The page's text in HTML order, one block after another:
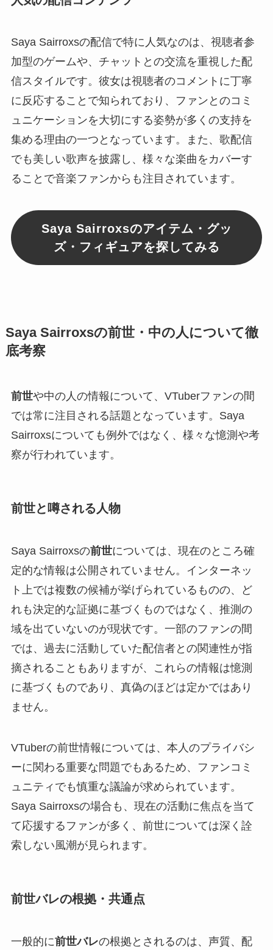
Saya Sairroxsの配信で特に人気なのは、視聴者参
加型のゲームや、チャットとの交流を重視した配
信スタイルです。彼女は視聴者のコメントに丁寧
に反応することで知られており、ファンとのコミ
ュニケーションを大切にする姿勢が多くの支持を
集める理由の一つとなっています。また、歌配信
でも美しい歌声を披露し、様々な楽曲をカバーす
ることで音楽ファンからも注目されています。
Saya Sairroxsのアイテム・グッ
ズ・フィギュアを探してみる
Saya Sairroxsの前世・中の人について徹
底考察
前世や中の人の情報について、VTuberファンの間
では常に注目される話題となっています。Saya
Sairroxsについても例外ではなく、様々な憶測や考
察が行われています。
前世と噂される人物
Saya Sairroxsの前世については、現在のところ確
定的な情報は公開されていません。インターネッ
ト上では複数の候補が挙げられているものの、ど
れも決定的な証拠に基づくものではなく、推測の
域を出ていないのが現状です。一部のファンの間
では、過去に活動していた配信者との関連性が指
摘されることもありますが、これらの情報は憶測
に基づくものであり、真偽のほどは定かではあり
ません。
VTuberの前世情報については、本人のプライバシ
ーに関わる重要な問題でもあるため、ファンコミ
ュニティでも慎重な議論が求められています。
Saya Sairroxsの場合も、現在の活動に焦点を当て
て応援するファンが多く、前世については深く詮
索しない風潮が見られます。
前世バレの根拠・共通点
一般的に前世バレの根拠とされるのは、声質、配